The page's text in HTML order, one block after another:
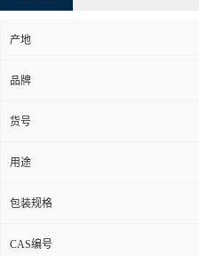
产地
品牌
货号
用途
包装规格
CAS编号